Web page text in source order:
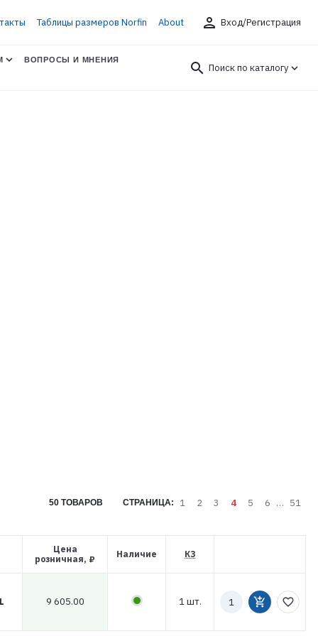
Таблицы размеров Norfin About person Вход/Регистрация
ВОПРОСЫ И МНЕНИЯ
search Поиск по каталогу
50 ТОВАРОВ СТРАНИЦА: 1 2 3 4 5 6 … 51
Цена
розничная, ₽
Наличие КЗ
9 605.00 1 шт.
Количество
к
add_shopping_cart favorite_border